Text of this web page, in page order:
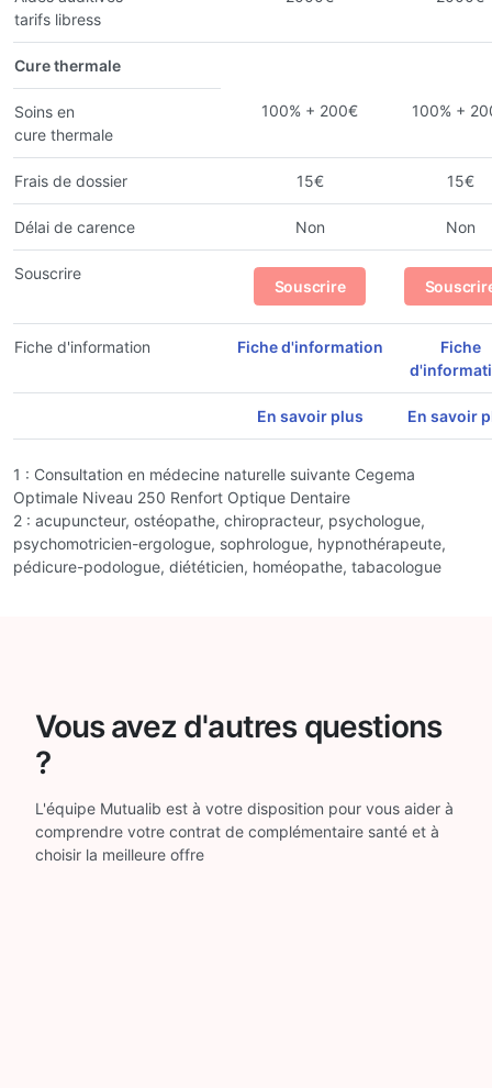
tarifs libress
Cure thermale
Soins en
cure thermale
100% + 200€ 100% +
Frais de dossier 15€ 15€
Délai de carence Non Non
Souscrire
Souscrire
Fiche d'information Fiche d'information
Fiche
En savoir plus En savoir
1 : Consultation en médecine naturelle suivante Cegema
Optimale Niveau 250 Renfort Optique Dentaire
2 : acupuncteur, ostéopathe, chiropracteur, psychologue,
psychomotricien-ergologue, sophrologue, hypnothérapeute,
pédicure-podologue, diététicien, homéopathe, tabacologue
Vous avez d'autres questions
?
L'équipe Mutualib est à votre disposition pour vous aider à
comprendre votre contrat de complémentaire santé et à
choisir la meilleure offre